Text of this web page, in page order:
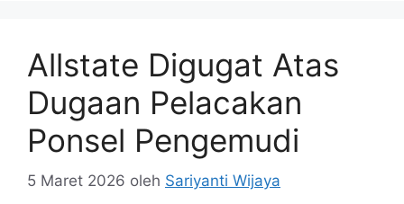
Allstate Digugat Atas
Dugaan Pelacakan
Ponsel Pengemudi
5 Maret 2026 oleh Sariyanti Wijaya